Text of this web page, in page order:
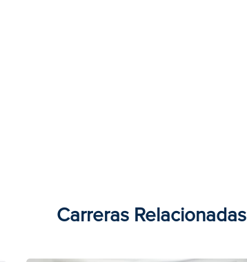
Carreras Relacionadas